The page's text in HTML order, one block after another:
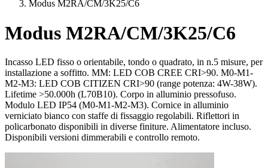
Modus M2RA/CM/3K25/C6
Modus M2RA/CM/3K25/C6
Incasso LED fisso o orientabile, tondo o quadrato, in n.5 misure, per
installazione a soffitto. MM: LED COB CREE CRI>90. M0-M1-
M2-M3: LED COB CITIZEN CRI>90 (range potenza: 4W-38W).
Lifetime >50.000h (L70B10). Corpo in alluminio pressofuso.
Modulo LED IP54 (M0-M1-M2-M3). Cornice in alluminio
verniciato bianco con staffe di fissaggio regolabili. Riflettori in
policarbonato disponibili in diverse finiture. Alimentatore incluso.
Disponibili versioni dimmerabili e controllo remoto.